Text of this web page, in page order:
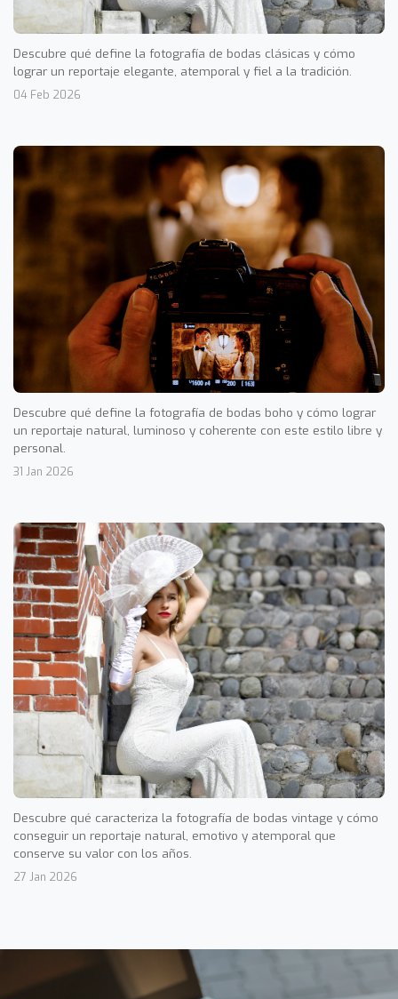
Descubre qué define la fotografía de bodas clásicas y cómo
lograr un reportaje elegante, atemporal y fiel a la tradición.
04 Feb 2026
Descubre qué define la fotografía de bodas boho y cómo lograr
un reportaje natural, luminoso y coherente con este estilo libre y
personal.
31 Jan 2026
Descubre qué caracteriza la fotografía de bodas vintage y cómo
conseguir un reportaje natural, emotivo y atemporal que
conserve su valor con los años.
27 Jan 2026